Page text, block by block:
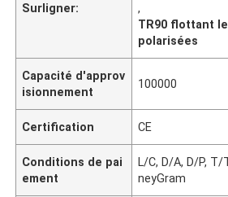
Surligner:
,
TR90 flottant
polarisées
Capacité d'approv
isionnement
100000
Certification CE
Conditions de pai
ement
L/C, D/A, D/P, T/
neyGram